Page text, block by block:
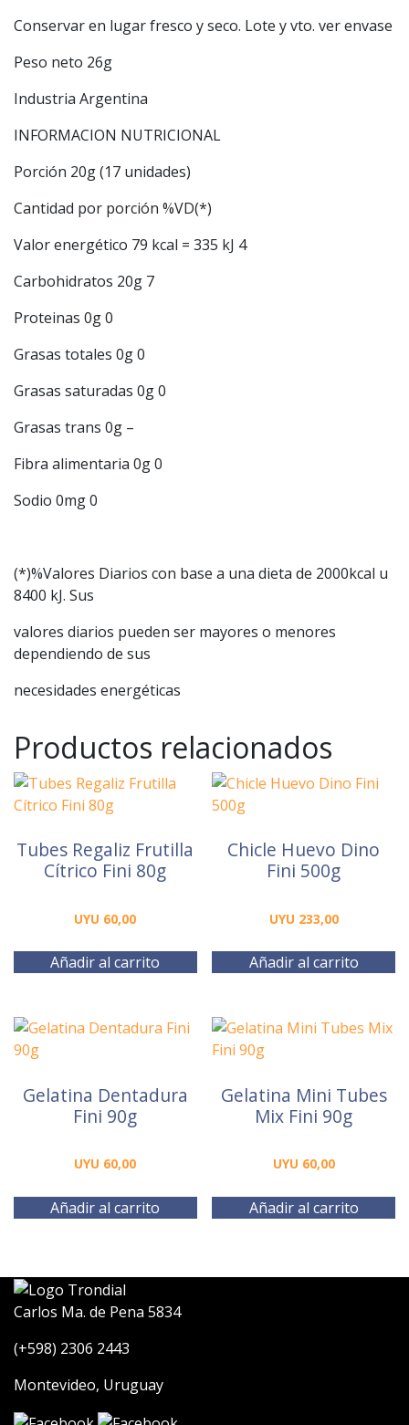
Conservar en lugar fresco y seco. Lote y vto. ver envase
Peso neto 26g
Industria Argentina
INFORMACION NUTRICIONAL
Porción 20g (17 unidades)
Cantidad por porción %VD(*)
Valor energético 79 kcal = 335 kJ 4
Carbohidratos 20g 7
Proteinas 0g 0
Grasas totales 0g 0
Grasas saturadas 0g 0
Grasas trans 0g –
Fibra alimentaria 0g 0
Sodio 0mg 0
(*)%Valores Diarios con base a una dieta de 2000kcal u
8400 kJ. Sus
valores diarios pueden ser mayores o menores
dependiendo de sus
necesidades energéticas
Productos relacionados
Tubes Regaliz Frutilla
Cítrico Fini 80g
UYU 60,00
Añadir al carrito
Chicle Huevo Dino
Fini 500g
UYU 233,00
Añadir al carrito
Gelatina Dentadura
Fini 90g
UYU 60,00
Añadir al carrito
Gelatina Mini Tubes
Mix Fini 90g
UYU 60,00
Añadir al carrito
Carlos Ma. de Pena 5834
(+598) 2306 2443
Montevideo, Uruguay